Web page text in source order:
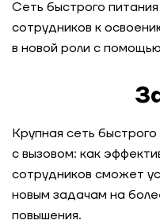
Модель ценностей
областей развития:
Ассессмент-центр
Разработка модели
Сеть быстрого
сотрудников к
в новой роли с
Крупная сеть быстрого
с вызовом: как
сотрудников сможет
новым задачам на
повышения.